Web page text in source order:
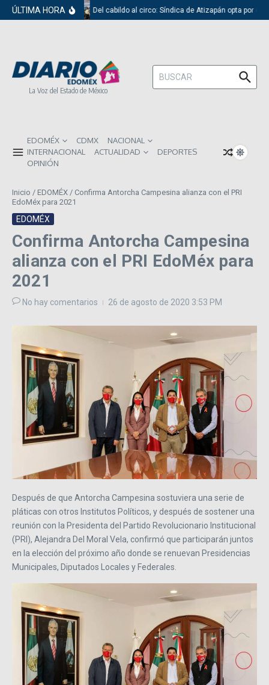
Saltar al contenido
ÚLTIMA HORA Del cabildo al circo: Síndica de Atizapán opta por el
La Voz del Estado de México
Buscar:
EDOMÉX CDMX
NACIONAL
INTERNACIONAL
ACTUALIDAD
DEPORTES
OPINIÓN
Inicio / EDOMÉX / Confirma Antorcha Campesina alianza con el PRI
EdoMéx para 2021
EDOMÉX
Confirma Antorcha Campesina
alianza con el PRI EdoMéx para
2021
No hay comentarios 26 de agosto de 2020 3:53 PM
Después de que Antorcha Campesina sostuviera una serie de
pláticas con otros Institutos Políticos, y después de sostener una
reunión con la Presidenta del Partido Revolucionario Institucional
(PRI), Alejandra Del Moral Vela, confirmó que participarán juntos
en la elección del próximo año donde se renuevan Presidencias
Municipales, Diputados Locales y Federales.